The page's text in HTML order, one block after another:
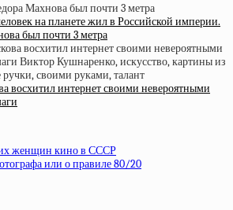
на планете жил в Российской империи.
был почти 3 метра
восхитил интернет своими невероятными
женщин кино в СССР
или о правиле 80/20